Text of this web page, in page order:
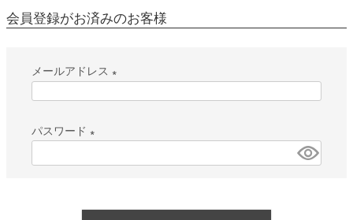
会員登録がお済みのお客様
メールアドレス
(
須
パスワード